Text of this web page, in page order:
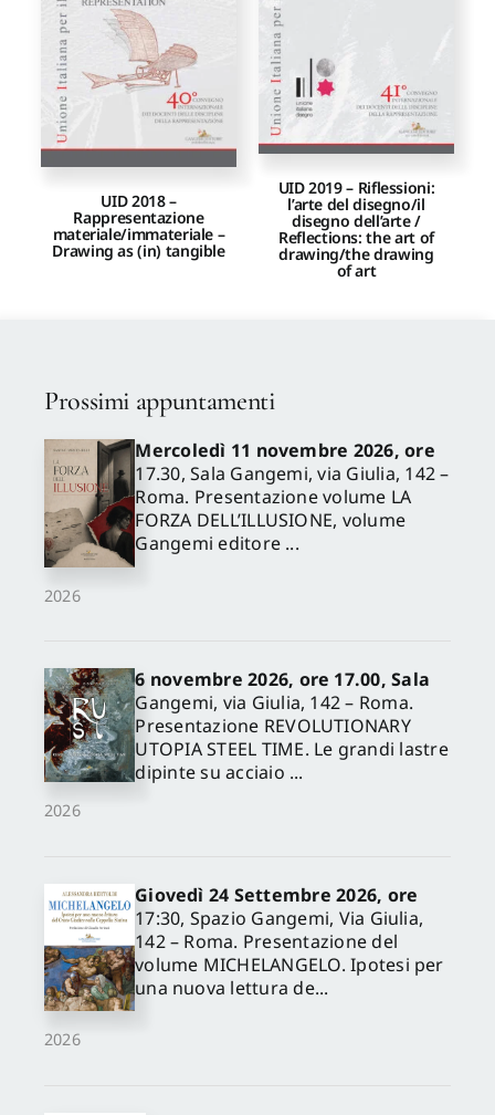
UID 2018 –
Rappresentazione
materiale/immateriale –
Drawing as (in) tangible
UID 2019 – Riflessioni:
l’arte del disegno/il
disegno dell’arte /
Reflections: the art of
drawing/the drawing
of art
Prossimi appuntamenti
2026
Mercoledì 11 novembre 2026, ore
17.30, Sala Gangemi, via Giulia, 142 –
Roma. Presentazione volume LA
FORZA DELL’ILLUSIONE, volume
Gangemi editore ...
2026
6 novembre 2026, ore 17.00, Sala
Gangemi, via Giulia, 142 – Roma.
Presentazione REVOLUTIONARY
UTOPIA STEEL TIME. Le grandi lastre
dipinte su acciaio ...
2026
Giovedì 24 Settembre 2026, ore
17:30, Spazio Gangemi, Via Giulia,
142 – Roma. Presentazione del
volume MICHELANGELO. Ipotesi per
una nuova lettura de...